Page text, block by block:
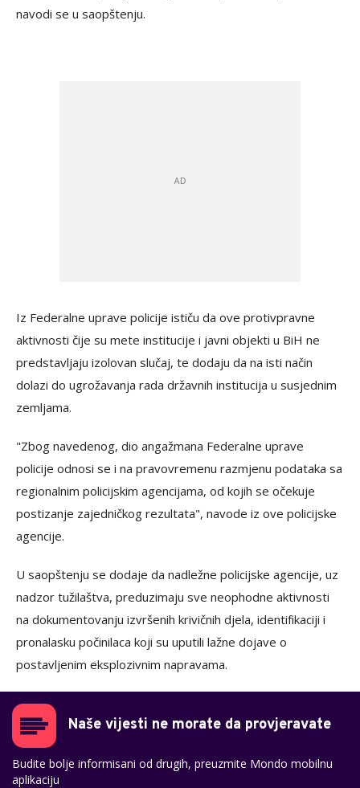
navodi se u saopštenju.
Iz Federalne uprave policije ističu da ove protivpravne
aktivnosti čije su mete institucije i javni objekti u BiH ne
predstavljaju izolovan slučaj, te dodaju da na isti način
dolazi do ugrožavanja rada državnih institucija u susjednim
zemljama.
"Zbog navedenog, dio angažmana Federalne uprave
policije odnosi se i na pravovremenu razmjenu podataka sa
regionalnim policijskim agencijama, od kojih se očekuje
postizanje zajedničkog rezultata", navode iz ove policijske
agencije.
U saopštenju se dodaje da nadležne policijske agencije, uz
nadzor tužilaštva, preduzimaju sve neophodne aktivnosti
na dokumentovanju izvršenih krivičnih djela, identifikaciji i
pronalasku počinilaca koji su uputili lažne dojave o
postavljenim eksplozivnim napravama.
Naše vijesti ne morate da provjeravate
Budite bolje informisani od drugih, preuzmite Mondo mobilnu
aplikaciju